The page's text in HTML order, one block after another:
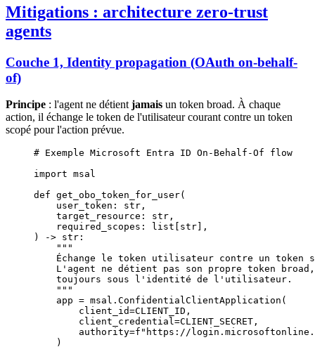
Mitigations : architecture zero-trust
agents
Couche 1, Identity propagation (OAuth on-behalf-
of)
Principe : l'agent ne détient jamais un token broad. À chaque
action, il échange le token de l'utilisateur courant contre un token
scopé pour l'action prévue.
# Exemple Microsoft Entra ID On-Behalf-Of flow
import msal
def get_obo_token_for_user(
    user_token:
str ,
    target_resource:
str ,
    required_scopes: list[
str ],
) -> str :
    """
Échange le token utilisateur contre un token
L'agent ne détient pas son propre token
    toujours sous l'identité de l'utilisateur.
    """
    app
= msal.ConfidentialClientApplication(
        client_id
=CLIENT_ID ,
        client_credential
=CLIENT_SECRET ,
        authority
=f "https://
    )